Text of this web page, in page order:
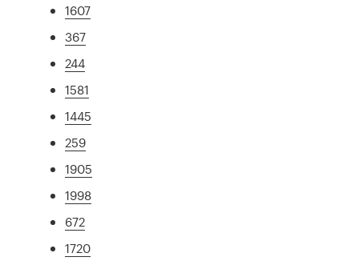
1607
367
244
1581
1445
259
1905
1998
672
1720